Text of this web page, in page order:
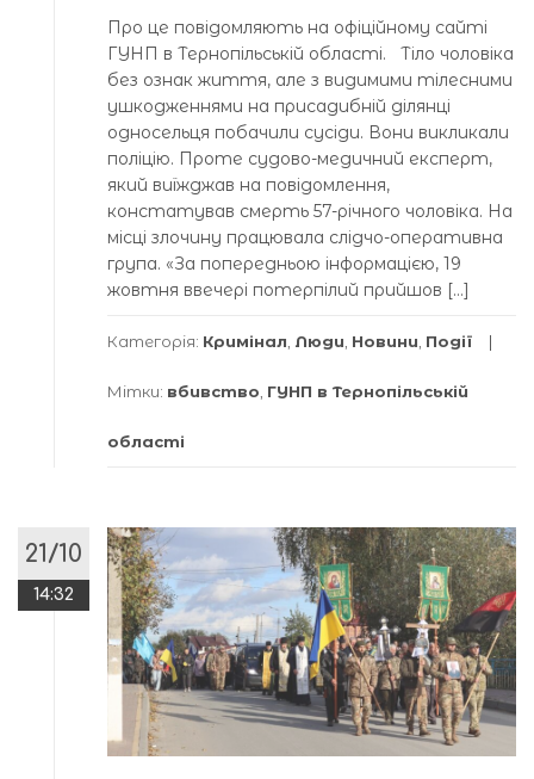
Про це повідомляють на офіційному сайті
ГУНП в Тернопільській області. Тіло чоловіка
без ознак життя, але з видимими тілесними
ушкодженнями на присадибній ділянці
односельця побачили сусіди. Вони викликали
поліцію. Проте судово-медичний експерт,
який виїжджав на повідомлення,
констатував смерть 57-річного чоловіка. На
місці злочину працювала слідчо-оперативна
група. «За попередньою інформацією, 19
жовтня ввечері потерпілий прийшов […]
Категорія: Кримінал, Люди, Новини, Події
Мітки: вбивство, ГУНП в Тернопільській
області
21/10
14:32